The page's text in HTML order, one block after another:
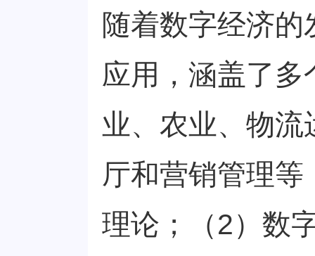
随着数字经济
应用，涵盖了
业、农业、物
厅和营销管理
理论；（2）数